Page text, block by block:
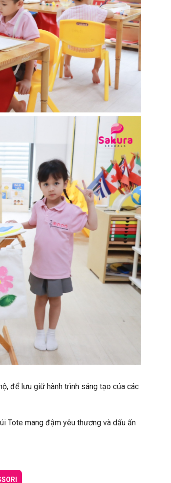
để lưu giữ hành trình sáng tạo của các
Tote mang đậm yêu thương và dấu ấn